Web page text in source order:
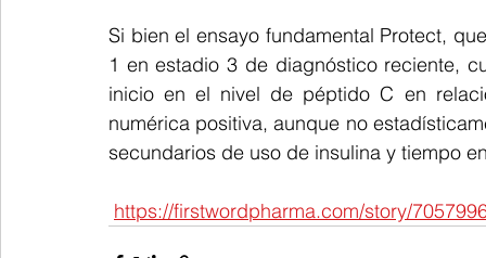
Si bien el ensayo fundamental Protect,
1 en estadio 3 de diagnóstico reciente,
inicio en el nivel de péptido C en
numérica positiva, aunque no
secundarios de uso de insulina y tiempo
https://firstwordpharma.com/story/